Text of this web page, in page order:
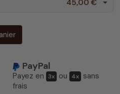
45,00 €
PayPal
Payez en 3x ou 4x sans
frais